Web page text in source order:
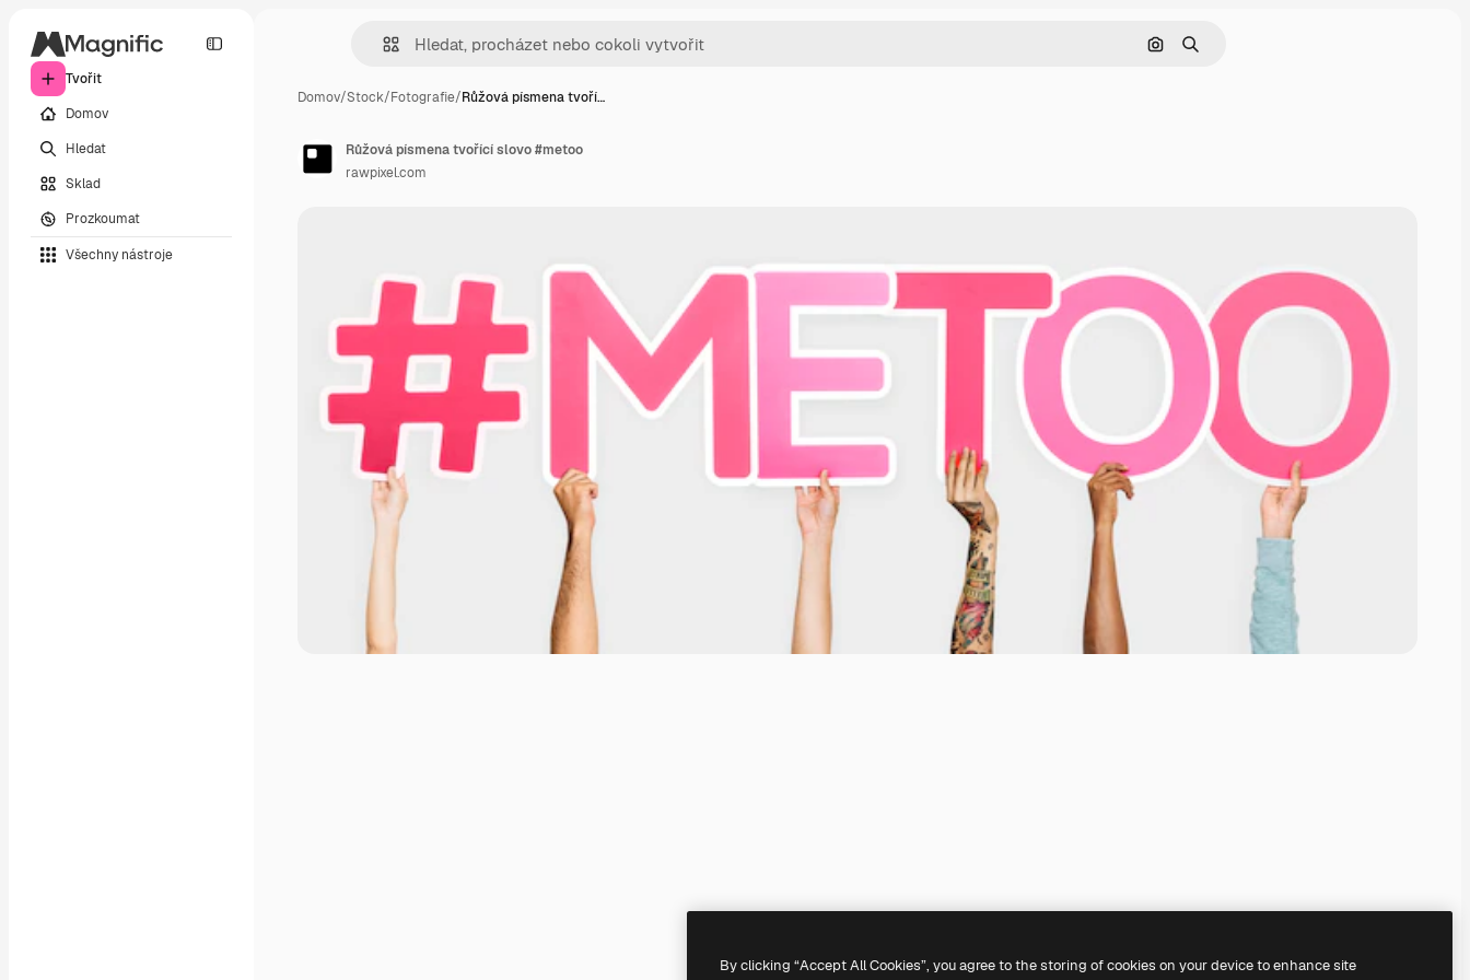
Tvořit
Domov
Hledat
Sklad
Prozkoumat
Všechny nástroje
Hledat podle obrázku
Hledat
Domov/Stock/Fotografie/Růžová písmena tvoří…
Růžová písmena tvořící slovo #metoo
rawpixel.com
By clicking “Accept All Cookies”, you agree to the storing of cookies on your device to enhance site